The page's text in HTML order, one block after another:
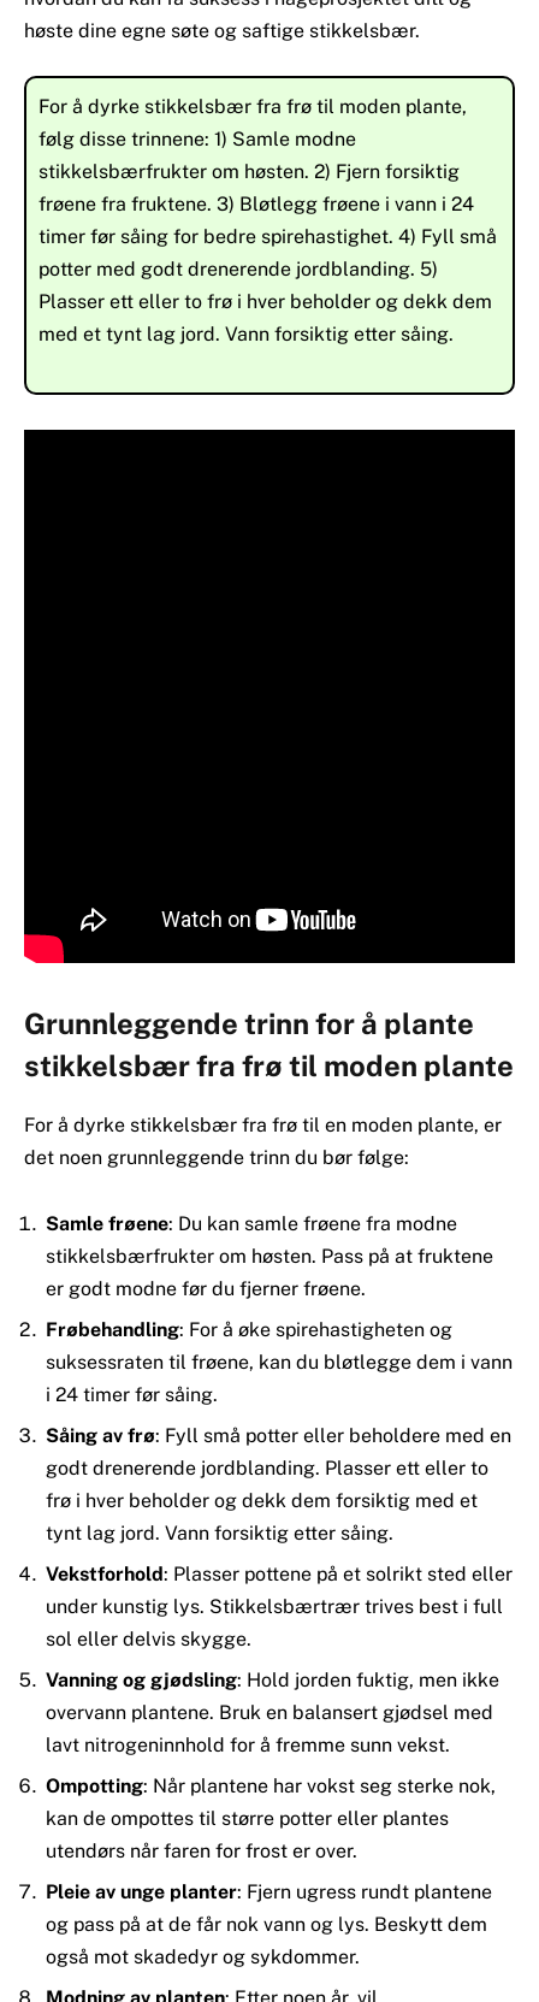
høste dine egne søte og saftige stikkelsbær.
For å dyrke stikkelsbær fra frø til moden plante,
følg disse trinnene: 1) Samle modne
stikkelsbærfrukter om høsten. 2) Fjern forsiktig
frøene fra fruktene. 3) Bløtlegg frøene i vann i 24
timer før såing for bedre spirehastighet. 4) Fyll små
potter med godt drenerende jordblanding. 5)
Plasser ett eller to frø i hver beholder og dekk dem
med et tynt lag jord. Vann forsiktig etter såing.
Grunnleggende trinn for å plante
stikkelsbær fra frø til moden plante
For å dyrke stikkelsbær fra frø til en moden plante, er
det noen grunnleggende trinn du bør følge:
Samle frøene: Du kan samle frøene fra modne
stikkelsbærfrukter om høsten. Pass på at fruktene
er godt modne før du fjerner frøene.
Frøbehandling: For å øke spirehastigheten og
suksessraten til frøene, kan du bløtlegge dem i vann
i 24 timer før såing.
Såing av frø: Fyll små potter eller beholdere med en
godt drenerende jordblanding. Plasser ett eller to
frø i hver beholder og dekk dem forsiktig med et
tynt lag jord. Vann forsiktig etter såing.
Vekstforhold: Plasser pottene på et solrikt sted eller
under kunstig lys. Stikkelsbærtrær trives best i full
sol eller delvis skygge.
Vanning og gjødsling: Hold jorden fuktig, men ikke
overvann plantene. Bruk en balansert gjødsel med
lavt nitrogeninnhold for å fremme sunn vekst.
Ompotting: Når plantene har vokst seg sterke nok,
kan de ompottes til større potter eller plantes
utendørs når faren for frost er over.
Pleie av unge planter: Fjern ugress rundt plantene
og pass på at de får nok vann og lys. Beskytt dem
også mot skadedyr og sykdommer.